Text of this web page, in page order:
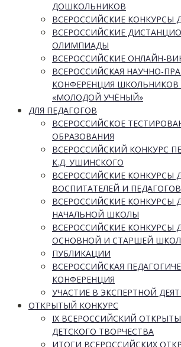
ДОШКОЛЬНИКОВ
ВСЕРОССИЙСКИЕ КОНКУРСЫ
ВСЕРОССИЙСКИЕ
ОЛИМПИАДЫ
ВСЕРОССИЙСКИЕ ОНЛАЙН-
ВСЕРОССИЙСКАЯ НАУЧНО-
КОНФЕРЕНЦИЯ ШКОЛЬНИКОВ
«МОЛОДОЙ УЧЁНЫЙ»
ДЛЯ ПЕДАГОГОВ
ВСЕРОССИЙСКОЕ
ОБРАЗОВАНИЯ
ВСЕРОССИЙСКИЙ КОНКУРС
К.Д. УШИНСКОГО
ВСЕРОССИЙСКИЕ КОНКУРСЫ
ВОСПИТАТЕЛЕЙ И
ВСЕРОССИЙСКИЕ КОНКУРСЫ
НАЧАЛЬНОЙ ШКОЛЫ
ВСЕРОССИЙСКИЕ КОНКУРСЫ
ОСНОВНОЙ И СТАРШЕЙ
ПУБЛИКАЦИИ
ВСЕРОССИЙСКАЯ
КОНФЕРЕНЦИЯ
УЧАСТИЕ В ЭКСПЕРТНОЙ
ОТКРЫТЫЙ КОНКУРС
IX ВСЕРОССИЙСКИЙ
ДЕТСКОГО ТВОРЧЕСТВА
ИТОГИ ВСЕРОССИЙСКИХ